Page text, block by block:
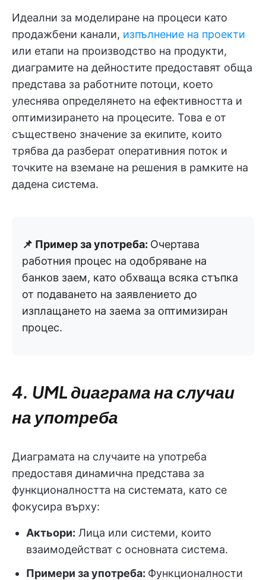
Идеални за моделиране на процеси като
продажбени канали, изпълнение на проекти
или етапи на производство на продукти,
диаграмите на дейностите предоставят обща
представа за работните потоци, което
улеснява определянето на ефективността и
оптимизирането на процесите. Това е от
съществено значение за екипите, които
трябва да разберат оперативния поток и
точките на вземане на решения в рамките на
дадена система.
📌 Пример за употреба: Очертава
работния процес на одобряване на
банков заем, като обхваща всяка стъпка
от подаването на заявлението до
изплащането на заема за оптимизиран
процес.
4. UML диаграма на случаи
на употреба
Диаграмата на случаите на употреба
предоставя динамична представа за
функционалността на системата, като се
фокусира върху:
Актьори: Лица или системи, които
взаимодействат с основната система.
Примери за употреба: Функционалности